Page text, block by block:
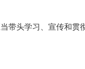
头学习、宣传和贯